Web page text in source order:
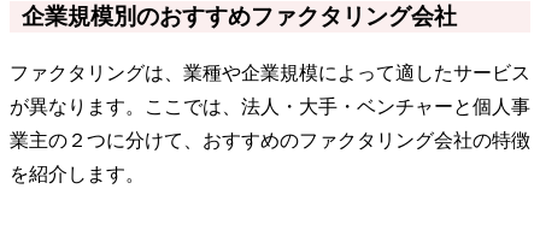
企業規模別のおすすめファクタリング会社
ファクタリングは、業種や企業規模によって適したサービス
が異なります。ここでは、法人・大手・ベンチャーと個人事
業主の２つに分けて、おすすめのファクタリング会社の特徴
を紹介します。